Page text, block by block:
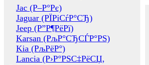
Jac (Р–Р°Рє)
Jaguar (РЇРіСѓР°СЂ)
Jeep (Р”Р¶РёРї)
Karsan (РљР°СЂСЃР°РЅ)
Kia (РљРёР°)
Lancia (Р›Р°РЅС‡РёСЏ,